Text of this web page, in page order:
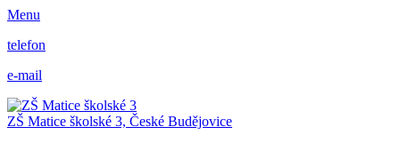
Menu
telefon
e-mail
ZŠ Matice školské 3, České Budějovice